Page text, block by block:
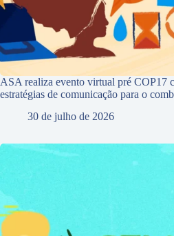
ASA realiza evento virtual pré COP17
estratégias de comunicação para o
30 de julho de 2026